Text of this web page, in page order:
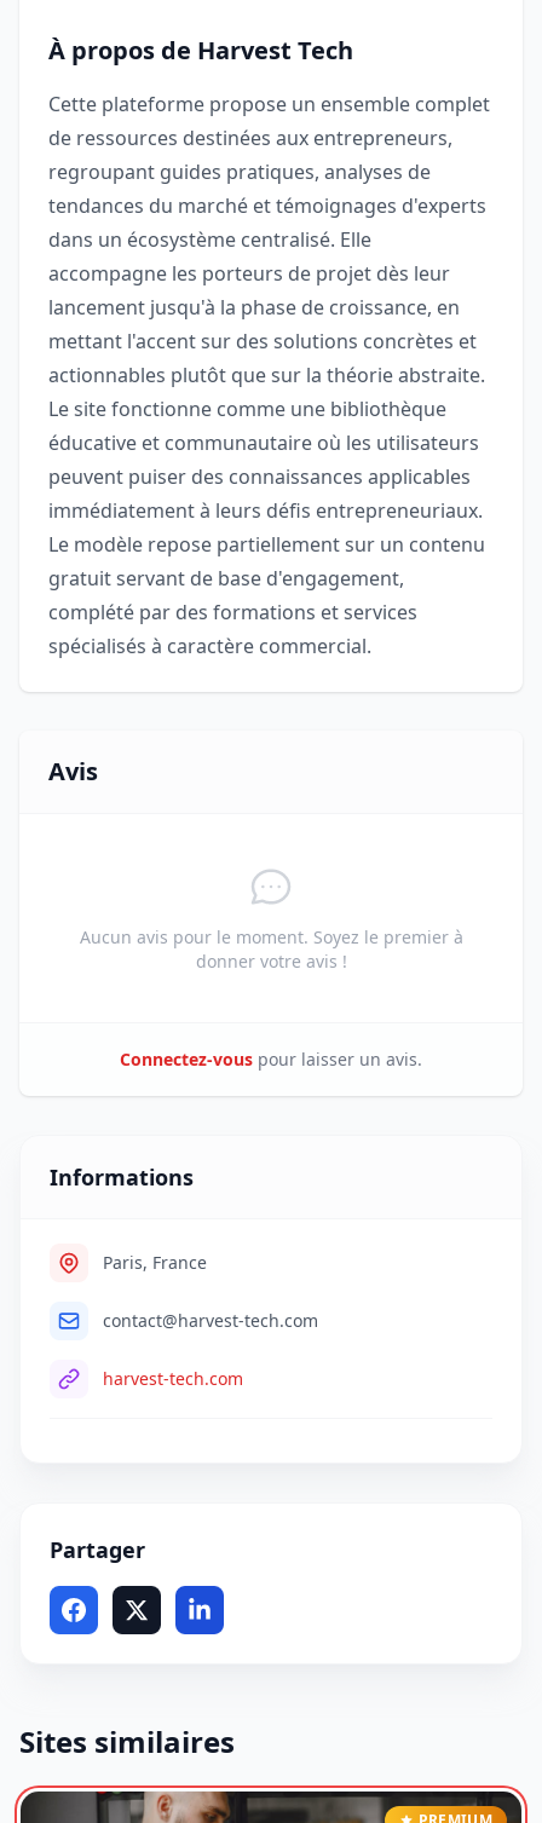
À propos de Harvest Tech
Cette plateforme propose un ensemble complet
de ressources destinées aux entrepreneurs,
regroupant guides pratiques, analyses de
tendances du marché et témoignages d'experts
dans un écosystème centralisé. Elle
accompagne les porteurs de projet dès leur
lancement jusqu'à la phase de croissance, en
mettant l'accent sur des solutions concrètes et
actionnables plutôt que sur la théorie abstraite.
Le site fonctionne comme une bibliothèque
éducative et communautaire où les utilisateurs
peuvent puiser des connaissances applicables
immédiatement à leurs défis entrepreneuriaux.
Le modèle repose partiellement sur un contenu
gratuit servant de base d'engagement,
complété par des formations et services
spécialisés à caractère commercial.
Avis
Aucun avis pour le moment. Soyez le premier à
donner votre avis !
Connectez-vous pour laisser un avis.
Informations
Paris, France
contact@harvest-tech.com
harvest-tech.com
Partager
Sites similaires